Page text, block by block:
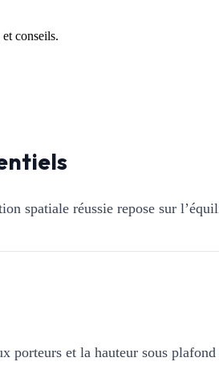
conseils.
spatiale réussie repose sur
porteurs et la hauteur sous